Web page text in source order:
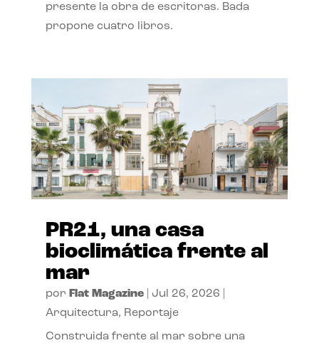
presente la obra de escritoras. Bada
propone cuatro libros.
PR21, una casa
bioclimática frente al
mar
por Flat Magazine| Jul 26, 2026
Arquitectura, Reportaje
Construida frente al mar sobre una